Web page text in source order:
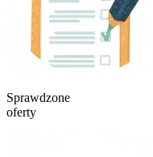
Sprawdzone
oferty